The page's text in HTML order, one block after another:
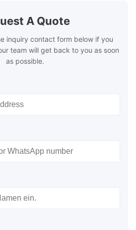
the temperature
so there
A Quote
inquiry contact form below if you
team will get back to you as soon
as possible.